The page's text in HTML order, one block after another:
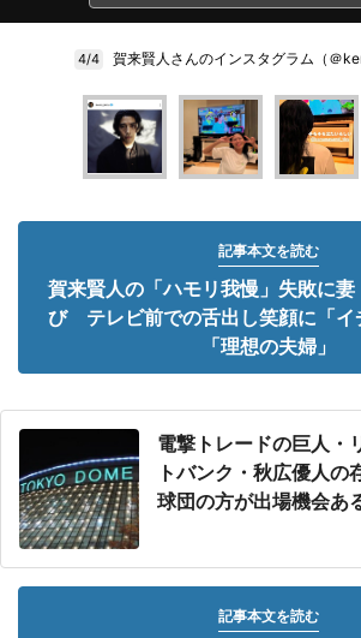
4/4 賀来賢人さんのインスタグラム（＠
記事本文を読む
賀来賢人の「ハモリ我慢」失敗に
び テレビ前での舌出し笑顔に「イ
「理想の夫婦」
電撃トレードの巨人・
トバンク・秋広優人の
球団の方が出場機会あ
記事本文を読む